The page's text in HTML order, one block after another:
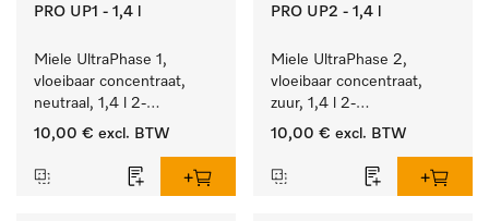
PRO UP1 - 1,4 l
Miele UltraPhase 1,
vloeibaar concentraat,
neutraal, 1,4 l 2-
componentenwasmiddel
wasgoed.
10,00 € excl. BTW
PRO UP2 - 1,4 l
Miele UltraPhase 2,
vloeibaar concentraat,
zuur, 1,4 l 2-
componentenwasmiddel
wasgoed.
10,00 € excl. BTW